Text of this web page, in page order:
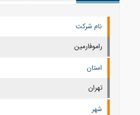
نام شرکت
راموفارمین
استان
تهران
شهر